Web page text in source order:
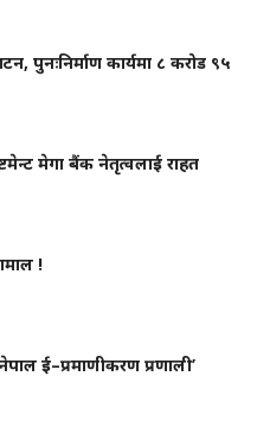
पुनःनिर्माण कार्यमा ८ करोड ९५
मेगा बैंक नेतृत्वलाई राहत
!
ई–प्रमाणीकरण प्रणाली’